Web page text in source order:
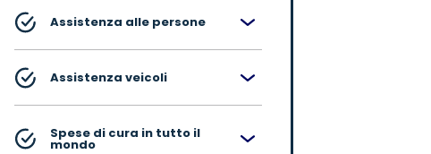
Assistenza alle persone
Assistenza veicoli
Spese di cura in tutto il
mondo